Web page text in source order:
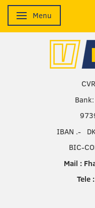
Skifte navigation
Menu
IBAN .-
BIC-
Mail :
Tele